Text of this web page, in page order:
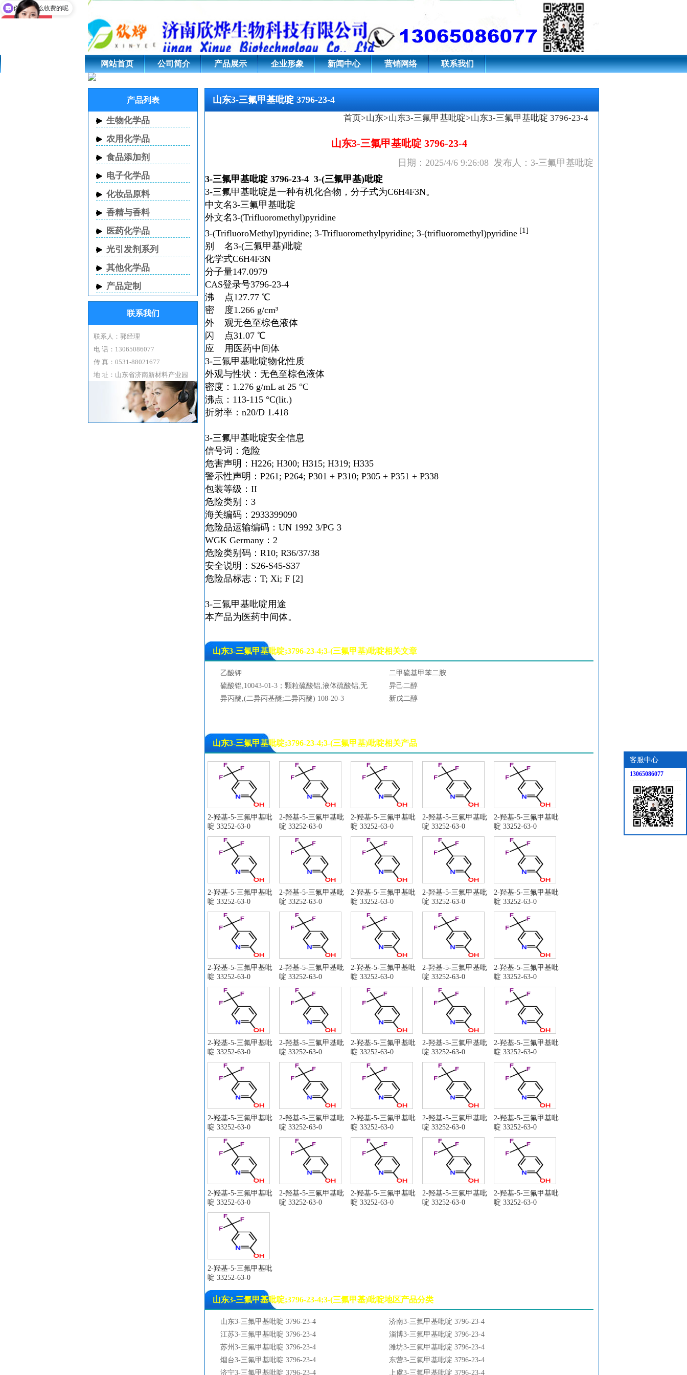
山东3-三氟甲基吡啶;3796-23-4;3-(三氟甲基)吡啶
网站首页 公司简介 产品展示 企业形象 新闻中心 营销网络 联系我们
山东3-三氟甲基吡啶 3796-23-4
首页>山东>山东3-三氟甲基吡啶>山东3-三氟甲基吡啶 3796-23-4
山东3-三氟甲基吡啶 3796-23-4
日期：2025/4/6 9:26:08 发布人：3-三氟甲基吡啶
3-三氟甲基吡啶 3796-23-4 3-(三氟甲基)吡啶
3-三氟甲基吡啶是一种有机化合物，分子式为C6H4F3N。
中文名3-三氟甲基吡啶
外文名3-(Trifluoromethyl)pyridine
3-(TrifluoroMethyl)pyridine; 3-Trifluoromethylpyridine; 3-(trifluoromethyl)pyridine [1]
别 名3-(三氟甲基)吡啶
化学式C6H4F3N
分子量147.0979
CAS登录号3796-23-4
沸 点127.77 ℃
密 度1.266 g/cm³
外 观无色至棕色液体
闪 点31.07 ℃
应 用 医药中间体
3-三氟甲基吡啶物化性质
外观与性状：无色至棕色液体
密度：1.276 g/mL at 25 °C
沸点：113-115 °C(lit.)
折射率：n20/D 1.418
3-三氟甲基吡啶安全信息
信号词：危险
危害声明：H226; H300; H315; H319; H335
警示性声明：P261; P264; P301 + P310; P305 + P351 + P338
包装等级：II
危险类别：3
海关编码：2933399090
危险品运输编码：UN 1992 3/PG 3
WGK Germany：2
危险类别码：R10; R36/37/38
安全说明：S26-S45-S37
危险品标志：T; Xi; F [2]
3-三氟甲基吡啶用途
本产品为医药中间体。
山东3-三氟甲基吡啶;3796-23-4;3-(三氟甲基)吡啶相关文章
乙酸钾
二甲硫基甲苯二胺
硫酸铝,10043-01-3；颗粒硫酸铝,液体硫酸铝,无
铁硫酸铝,块状硫酸铝, 片状硫酸铝,粉状硫酸铝
异己二醇
异丙醚,(二异丙基醚;二异丙醚) 108-20-3
新戊二醇
山东3-三氟甲基吡啶;3796-23-4;3-(三氟甲基)吡啶相关产品
2-羟基-5-三氟甲基吡
啶 33252-63-0
2-羟基-5-三氟甲基吡
啶 33252-63-0
2-羟基-5-三氟甲基吡
啶 33252-63-0
2-羟基-5-三氟甲基吡
啶 33252-63-0
2-羟基-5-三氟甲基吡
啶 33252-63-0
2-羟基-5-三氟甲基吡
啶 33252-63-0
2-羟基-5-三氟甲基吡
啶 33252-63-0
2-羟基-5-三氟甲基吡
啶 33252-63-0
2-羟基-5-三氟甲基吡
啶 33252-63-0
2-羟基-5-三氟甲基吡
啶 33252-63-0
2-羟基-5-三氟甲基吡
啶 33252-63-0
2-羟基-5-三氟甲基吡
啶 33252-63-0
2-羟基-5-三氟甲基吡
啶 33252-63-0
2-羟基-5-三氟甲基吡
啶 33252-63-0
2-羟基-5-三氟甲基吡
啶 33252-63-0
2-羟基-5-三氟甲基吡
啶 33252-63-0
2-羟基-5-三氟甲基吡
啶 33252-63-0
2-羟基-5-三氟甲基吡
啶 33252-63-0
2-羟基-5-三氟甲基吡
啶 33252-63-0
2-羟基-5-三氟甲基吡
啶 33252-63-0
2-羟基-5-三氟甲基吡
啶 33252-63-0
2-羟基-5-三氟甲基吡
啶 33252-63-0
2-羟基-5-三氟甲基吡
啶 33252-63-0
2-羟基-5-三氟甲基吡
啶 33252-63-0
2-羟基-5-三氟甲基吡
啶 33252-63-0
2-羟基-5-三氟甲基吡
啶 33252-63-0
2-羟基-5-三氟甲基吡
啶 33252-63-0
2-羟基-5-三氟甲基吡
啶 33252-63-0
2-羟基-5-三氟甲基吡
啶 33252-63-0
2-羟基-5-三氟甲基吡
啶 33252-63-0
2-羟基-5-三氟甲基吡
啶 33252-63-0
山东3-三氟甲基吡啶;3796-23-4;3-(三氟甲基)吡啶地区产品分类
山东3-三氟甲基吡啶 3796-23-4
济南3-三氟甲基吡啶 3796-23-4
江苏3-三氟甲基吡啶 3796-23-4
淄博3-三氟甲基吡啶 3796-23-4
苏州3-三氟甲基吡啶 3796-23-4
潍坊3-三氟甲基吡啶 3796-23-4
烟台3-三氟甲基吡啶 3796-23-4
东营3-三氟甲基吡啶 3796-23-4
济宁3-三氟甲基吡啶 3796-23-4
上虞3-三氟甲基吡啶 3796-23-4
产品列表
生物化学品
农用化学品
食品添加剂
电子化学品
化妆品原料
香精与香料
医药化学品
光引发剂系列
其他化学品
产品定制
联系我们
联系人：郭经理
电 话：13065086077
传 真：0531-88021677
地 址：山东省济南新材料产业园
客服中心
13065086077
你们是怎么收费的呢
现在有优惠活动吗